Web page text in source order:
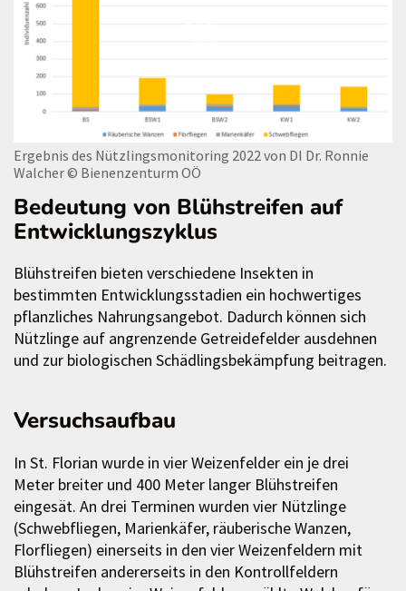
Ergebnis des Nützlingsmonitoring 2022 von DI Dr. Ronnie
Walcher© Bienenzenturm OÖ
Bedeutung von Blühstreifen auf
Entwicklungszyklus
Blühstreifen bieten verschiedene Insekten in
bestimmten Entwicklungsstadien ein hochwertiges
pflanzliches Nahrungsangebot. Dadurch können sich
Nützlinge auf angrenzende Getreidefelder ausdehnen
und zur biologischen Schädlingsbekämpfung beitragen.
Versuchsaufbau
In St. Florian wurde in vier Weizenfelder ein je drei
Meter breiter und 400 Meter langer Blühstreifen
eingesät. An drei Terminen wurden vier Nützlinge
(Schwebfliegen, Marienkäfer, räuberische Wanzen,
Florfliegen) einerseits in den vier Weizenfeldern mit
Blühstreifen andererseits in den Kontrollfeldern